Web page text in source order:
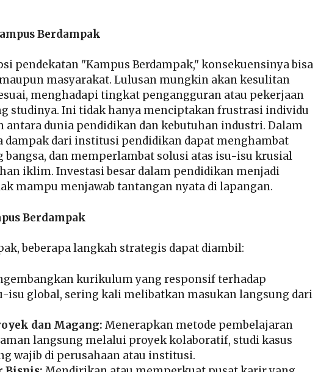
Berdampak
pendekatan "Kampus Berdampak," konsekuensinya bisa
masyarakat. Lulusan mungkin akan kesulitan
menghadapi tingkat pengangguran atau pekerjaan
studinya. Ini tidak hanya menciptakan frustrasi individu
dunia pendidikan dan kebutuhan industri. Dalam
dampak dari institusi pendidikan dapat menghambat
bangsa, dan memperlambat solusi atas isu-isu krusial
iklim. Investasi besar dalam pendidikan menjadi
mampu menjawab tantangan nyata di lapangan.
Berdampak
beberapa langkah strategis dapat diambil:
kurikulum yang responsif terhadap
isu global, sering kali melibatkan masukan langsung dari
dan Magang: Menerapkan metode pembelajaran
langsung melalui proyek kolaboratif, studi kasus
wajib di perusahaan atau institusi.